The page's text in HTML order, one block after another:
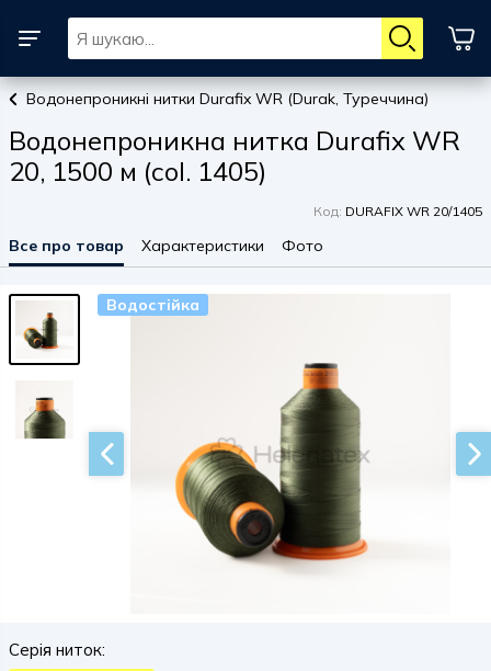
Водонепроникні нитки Durafix WR (Durak, Туреччина)
Водонепроникна нитка Durafix WR
20, 1500 м (col. 1405)
Код: DURAFIX WR 20/1405
Все про товар Характеристики Фото
Водостійка
Водостійка
Серія ниток: